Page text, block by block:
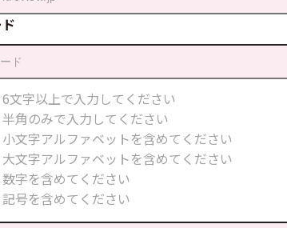
6文字以上で入力してください
半角のみで入力してください
小文字アルファベットを含めてください
大文字アルファベットを含めてください
数字を含めてください
記号を含めてください